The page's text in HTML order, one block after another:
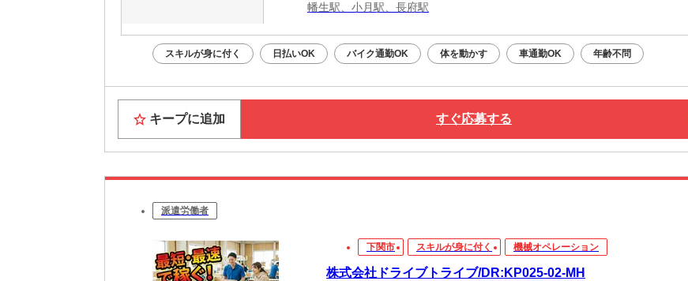
幡生駅、小月駅、長府駅
スキルが身に付く 日払いOK バイク通勤OK 体を動かす 車通勤OK 年齢不問
キープに追加 すぐ応募する
派遣労働者
下関市 スキルが身に付く 機械オペレーション
株式会社ドライブトライブ/DR:KP025-02-MH